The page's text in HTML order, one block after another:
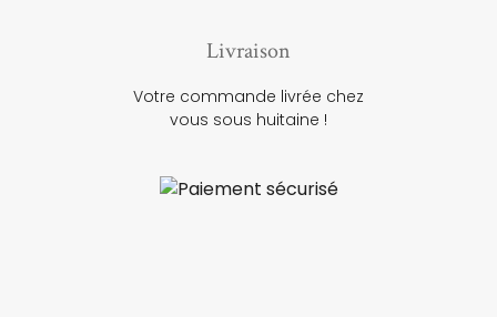
Livraison
Votre commande livrée chez
vous sous huitaine !